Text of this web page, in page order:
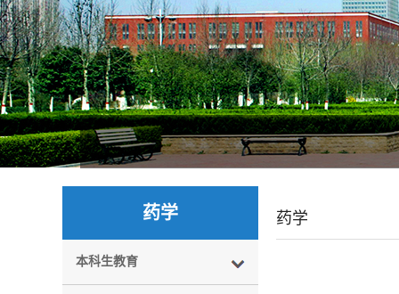
药学
本科生教育
药学